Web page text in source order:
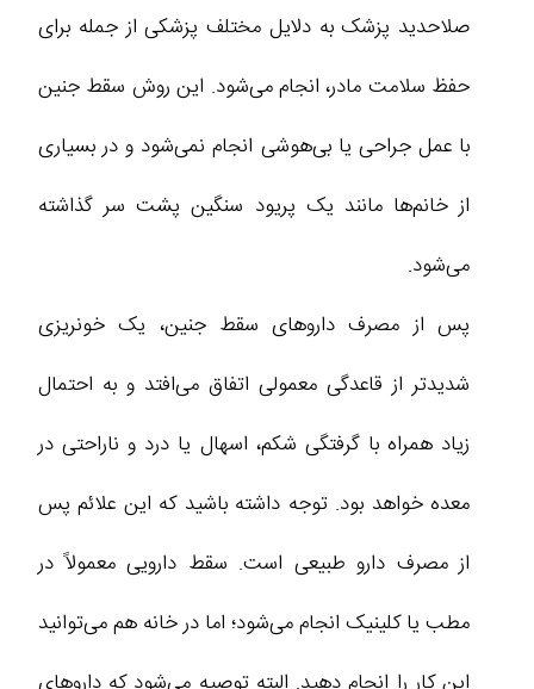
صلاحدید پزشک به دلایل مختلف پزشکی از جمله برای
حفظ سلامت مادر، انجام می‌شود. این روش سقط جنین
با عمل جراحی یا بی‌هوشی انجام نمی‌شود و در بسیاری
از خانم‌ها مانند یک پریود سنگین پشت سر گذاشته
می‌شود.
پس از مصرف داروهای سقط جنین، یک خونریزی
شدیدتر از قاعدگی معمولی اتفاق می‌افتد و به احتمال
زیاد همراه با گرفتگی شکم، اسهال یا درد و ناراحتی در
معده خواهد بود. توجه داشته باشید که این علائم پس
از مصرف دارو طبیعی است. سقط دارویی معمولاً در
مطب یا کلینیک انجام می‌شود؛ اما در خانه هم می‌توانید
این کار را انجام دهید. البته توصیه می‌شود که داروهای